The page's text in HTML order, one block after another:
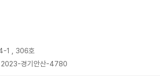
1 , 306호
2023-경기안산-4780